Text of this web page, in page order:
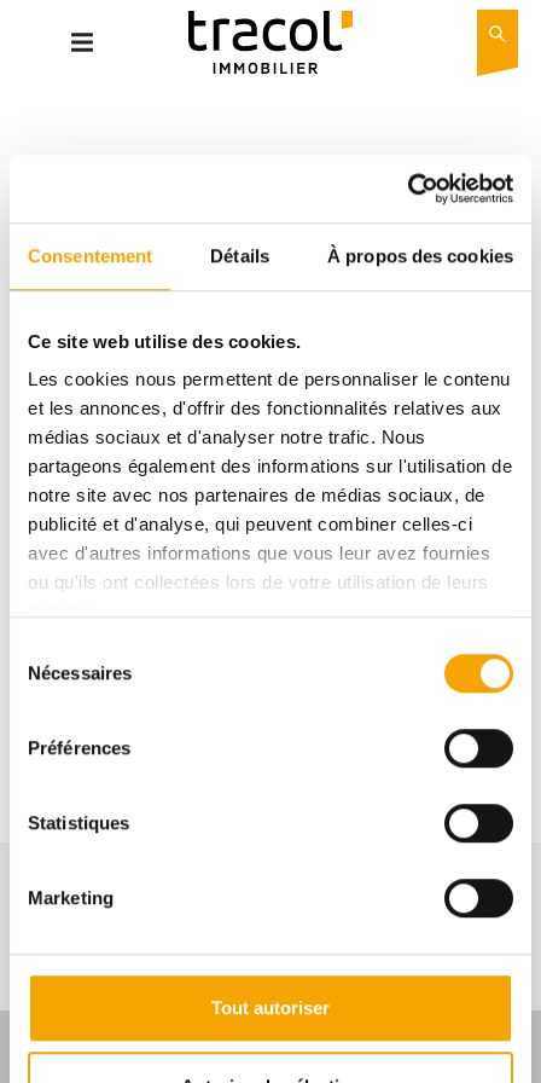
Consentement Détails À propos des cookies
Ce site web utilise des cookies.
Les cookies nous permettent de personnaliser le contenu
et les annonces, d'offrir des fonctionnalités relatives aux
médias sociaux et d'analyser notre trafic. Nous
partageons également des informations sur l'utilisation de
notre site avec nos partenaires de médias sociaux, de
publicité et d'analyse, qui peuvent combiner celles-ci
avec d'autres informations que vous leur avez fournies
ou qu'ils ont collectées lors de votre utilisation de leurs
Nécessaires
Préférences
Statistiques
Marketing
Tout autoriser
DESCRIPTIF
tard
NOS BIENS SIMILAIRES